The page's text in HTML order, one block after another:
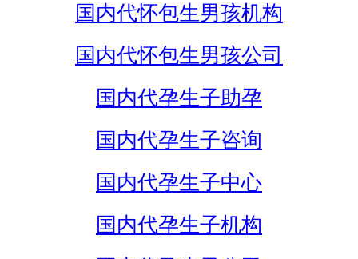
国内代怀包生男孩机构
国内代怀包生男孩公司
国内代孕生子助孕
国内代孕生子咨询
国内代孕生子中心
国内代孕生子机构